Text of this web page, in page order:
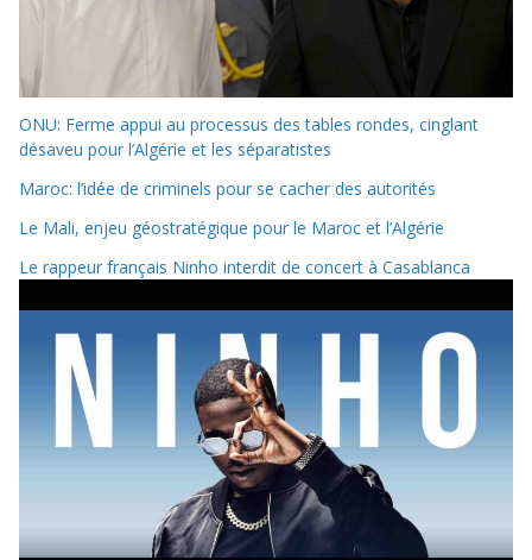
ONU: Ferme appui au processus des tables rondes, cinglant
désaveu pour l’Algérie et les séparatistes
Maroc: l’idée de criminels pour se cacher des autorités
Le Mali, enjeu géostratégique pour le Maroc et l’Algérie
Le rappeur français Ninho interdit de concert à Casablanca